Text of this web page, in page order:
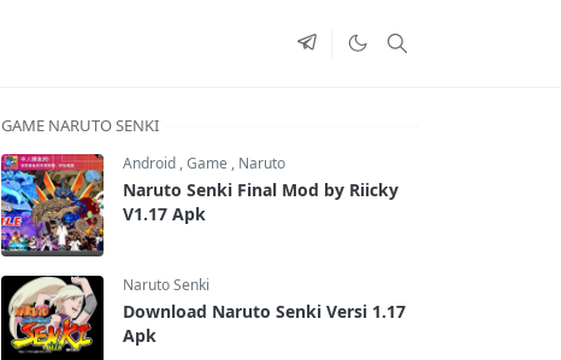
GAME NARUTO SENKI
Android ,Game , Naruto
Naruto Senki Final Mod by Riicky
V1.17 Apk
Naruto Senki
Download Naruto Senki Versi 1.17
Apk